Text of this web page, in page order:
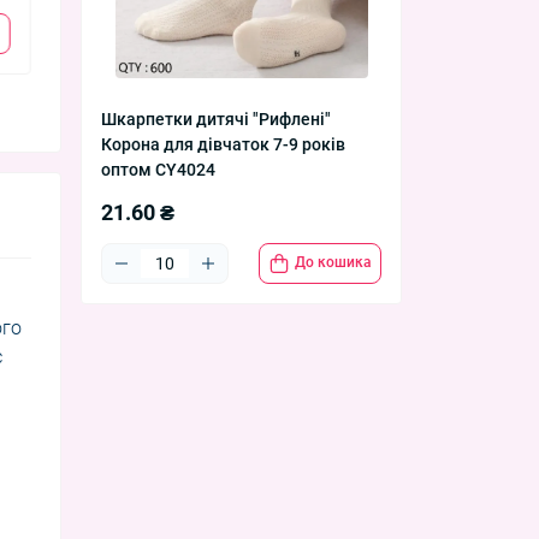
Шкарпетки дитячі "Рифлені"
Корона для дівчаток 7-9 років
оптом CY4024
21.60 ₴
До кошика
21.60 ₴